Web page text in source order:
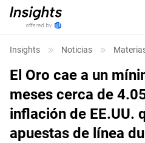
Insights Noticias
El Oro cae a un
meses cerca de
inflación de EE.UU.
apuestas de línea